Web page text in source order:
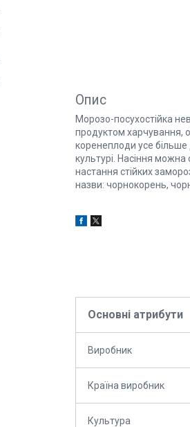
Опис
Морозо-посухостійка
продуктом харчування,
коренеплоди усе більше
культурі. Насіння можна
настання стійких
назви: чорнокорень,
Основні атрибути
Виробник
Країна виробник
Культура